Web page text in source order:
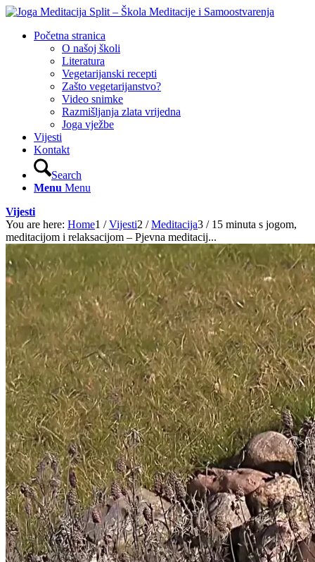
Početna stranica
O našoj školi
Literatura
Vegetarijanski recepti
Zašto vegetarijanstvo?
Video snimke
Razmišljanja zlata vrijedna
Joga vježbe
Vijesti
Kontakt
Search
Menu Menu
Vijesti
You are here: Home1 / Vijesti2 / Meditacija3 / 15 minuta s jogom,
meditacijom i relaksacijom – Pjevna meditacij...